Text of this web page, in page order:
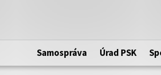
samosprávneho kraja.
Samospráva Úrad PSK